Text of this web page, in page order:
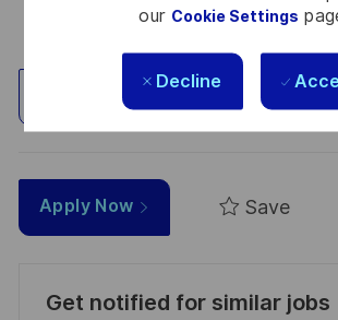
our Cookie Settings
Decline
Explore Location
Apply Now Save
Get notified for similar jobs